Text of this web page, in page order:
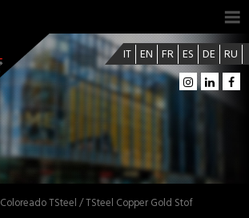
IT EN FR ES DE RU
Coloreado TSteel / TSteel Copper Gold Stof